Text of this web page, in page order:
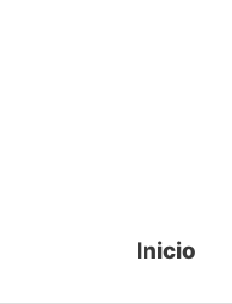
Inicio